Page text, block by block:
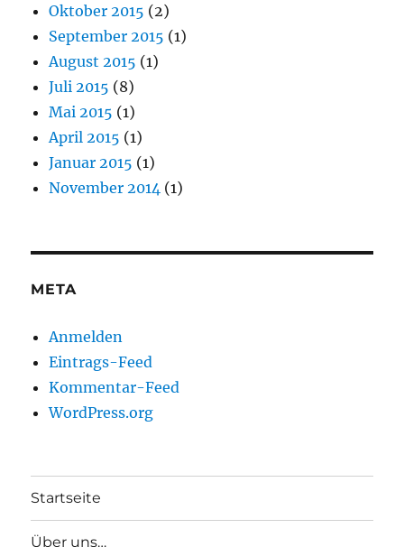
Oktober 2015 (2)
September 2015 (1)
August 2015 (1)
Juli 2015 (8)
Mai 2015 (1)
April 2015 (1)
Januar 2015 (1)
November 2014 (1)
META
Anmelden
Eintrags-Feed
Kommentar-Feed
WordPress.org
Startseite
Über uns…